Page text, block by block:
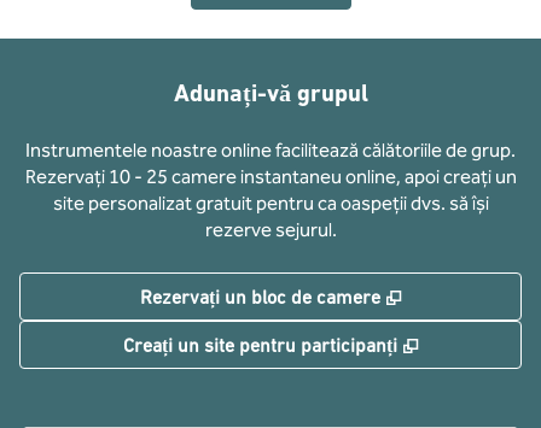
Adunați-vă grupul
Instrumentele noastre online facilitează călătoriile de grup.
Rezervați 10 - 25 camere instantaneu online, apoi creați un
site personalizat gratuit pentru ca oaspeții dvs. să își
rezerve sejurul.
Rezervați un bloc de camere ,
Creați un site pentru participanți ,